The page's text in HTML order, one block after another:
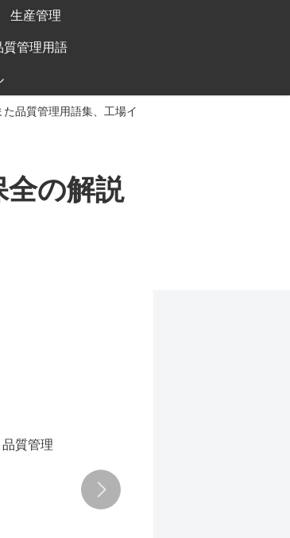
品質管理用語集、工場イ
全の解説
生産管理
質管理用語
品質管理